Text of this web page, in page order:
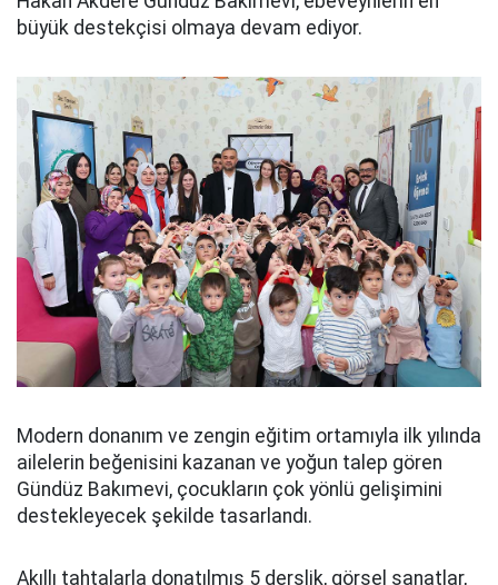
büyük destekçisi olmaya devam ediyor.
Modern donanım ve zengin eğitim ortamıyla ilk yılında
ailelerin beğenisini kazanan ve yoğun talep gören
Gündüz Bakımevi, çocukların çok yönlü gelişimini
destekleyecek şekilde tasarlandı.
Akıllı tahtalarla donatılmış 5 derslik, görsel sanatlar,